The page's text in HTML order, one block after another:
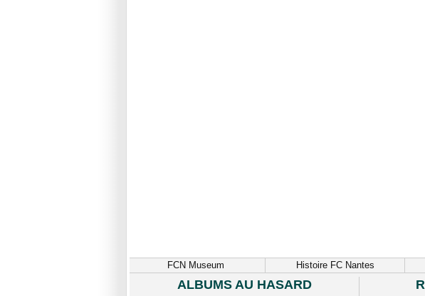
FCN Museum Histoire FC Nantes
ALBUMS AU HASARD